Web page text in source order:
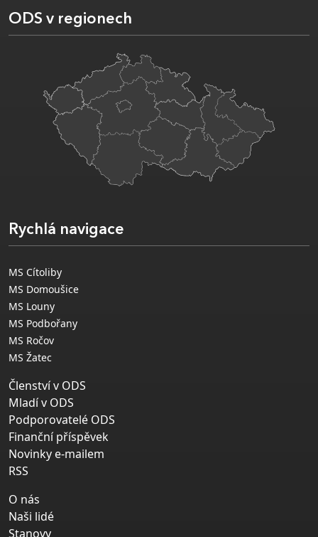
ODS v regionech
Rychlá navigace
MS Cítoliby
MS Domoušice
MS Louny
MS Podbořany
MS Ročov
MS Žatec
Členství v ODS
Mladí v ODS
Podporovatelé ODS
Finanční příspěvek
Novinky e-mailem
RSS
O nás
Naši lidé
Stanovy